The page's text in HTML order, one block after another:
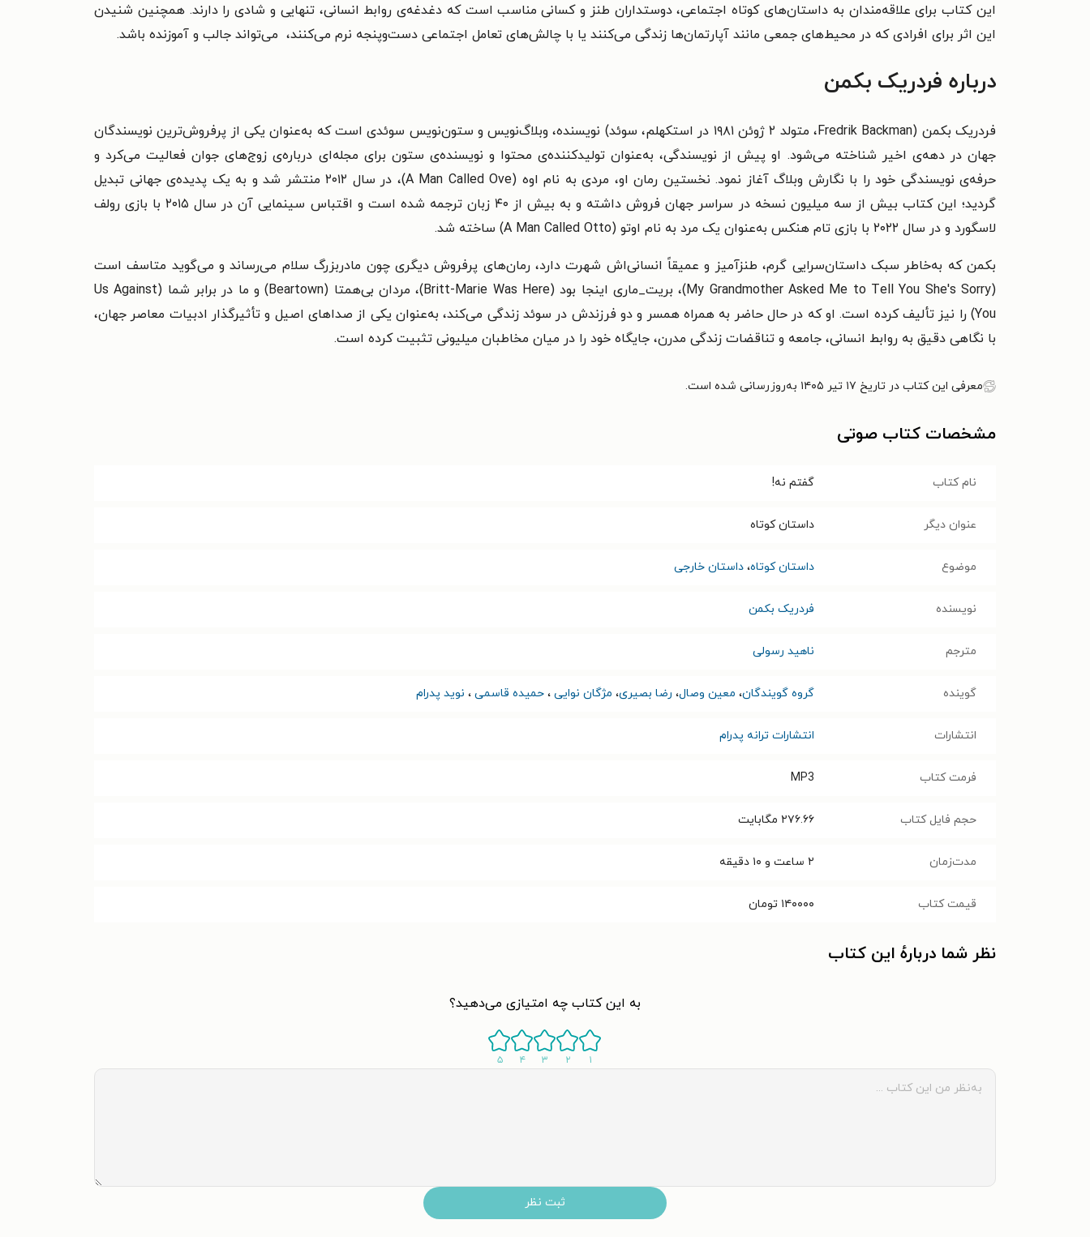
این کتاب برای علاقه‌مندان به داستان‌های کوتاه اجتماعی، دوستداران طنز و کسانی مناسب است که دغدغه‌ی روابط انسانی، تنهایی و شادی را دارند. همچنین شنیدن
این اثر برای افرادی که در محیط‌های جمعی مانند آپارتمان‌ها زندگی می‌کنند یا با چالش‌های تعامل اجتماعی دست‌وپنجه نرم می‌کنند، می‌تواند جالب و آموزنده باشد.
درباره فردریک بکمن
فردریک بکمن (Fredrik Backman، متولد ۲ ژوئن ۱۹۸۱ در استکهلم، سوئد) نویسنده، وبلاگ‌نویس و ستون‌نویس سوئدی است که به‌عنوان یکی از پرفروش‌ترین نویسندگان
جهان در دهه‌ی اخیر شناخته می‌شود. او پیش از نویسندگی، به‌عنوان تولیدکننده‌ی محتوا و نویسنده‌ی ستون برای مجله‌ای درباره‌ی زوج‌های جوان فعالیت می‌کرد و
حرفه‌ی نویسندگی خود را با نگارش وبلاگ آغاز نمود. نخستین رمان او، مردی به نام اوه (A Man Called Ove)، در سال ۲۰۱۲ منتشر شد و به یک پدیده‌ی جهانی تبدیل
گردید؛ این کتاب بیش از سه میلیون نسخه در سراسر جهان فروش داشته و به بیش از ۴۰ زبان ترجمه شده است و اقتباس سینمایی آن در سال ۲۰۱۵ با بازی رولف
لاسگورد و در سال ۲۰۲۲ با بازی تام هنکس به‌عنوان یک مرد به نام اوتو (A Man Called Otto) ساخته شد.
بکمن که به‌خاطر سبک داستان‌سرایی گرم، طنزآمیز و عمیقاً انسانی‌اش شهرت دارد، رمان‌های پرفروش دیگری چون مادربزرگ سلام می‌رساند و می‌گوید متاسف است
(My Grandmother Asked Me to Tell You She's Sorry)، بریت_ماری اینجا بود (Britt-Marie Was Here)، مردان بی‌همتا (Beartown) و ما در برابر شما (Us Against
You) را نیز تألیف کرده است. او که در حال حاضر به همراه همسر و دو فرزندش در سوئد زندگی می‌کند، به‌عنوان یکی از صداهای اصیل و تأثیرگذار ادبیات معاصر جهان،
با نگاهی دقیق به روابط انسانی، جامعه و تناقضات زندگی مدرن، جایگاه خود را در میان مخاطبان میلیونی تثبیت کرده است.
معرفی این کتاب در تاریخ ۱۷ تیر ۱۴۰۵ به‌روزرسانی شده است.
مشخصات کتاب صوتی
نام کتاب گفتم نه!
عنوان دیگر داستان کوتاه
موضوع داستان کوتاه، داستان خارجی
نویسنده فردریک بکمن
مترجم ناهید رسولی
گوینده گروه گویندگان، معین وصال، رضا بصیری، مژگان نوایی ، حمیده قاسمی ، نوید پدرام
انتشارات انتشارات ترانه پدرام
فرمت کتاب MP3
حجم فایل کتاب ۲۷۶.۶۶ مگابایت
مدت‌زمان ۲ ساعت و ۱۰ دقیقه
قیمت کتاب ۱۴۰۰۰۰ تومان
نظر شما دربارهٔ این کتاب
به این کتاب چه امتیازی می‌دهید؟
۱ ۲ ۳ ۴ ۵
ثبت نظر